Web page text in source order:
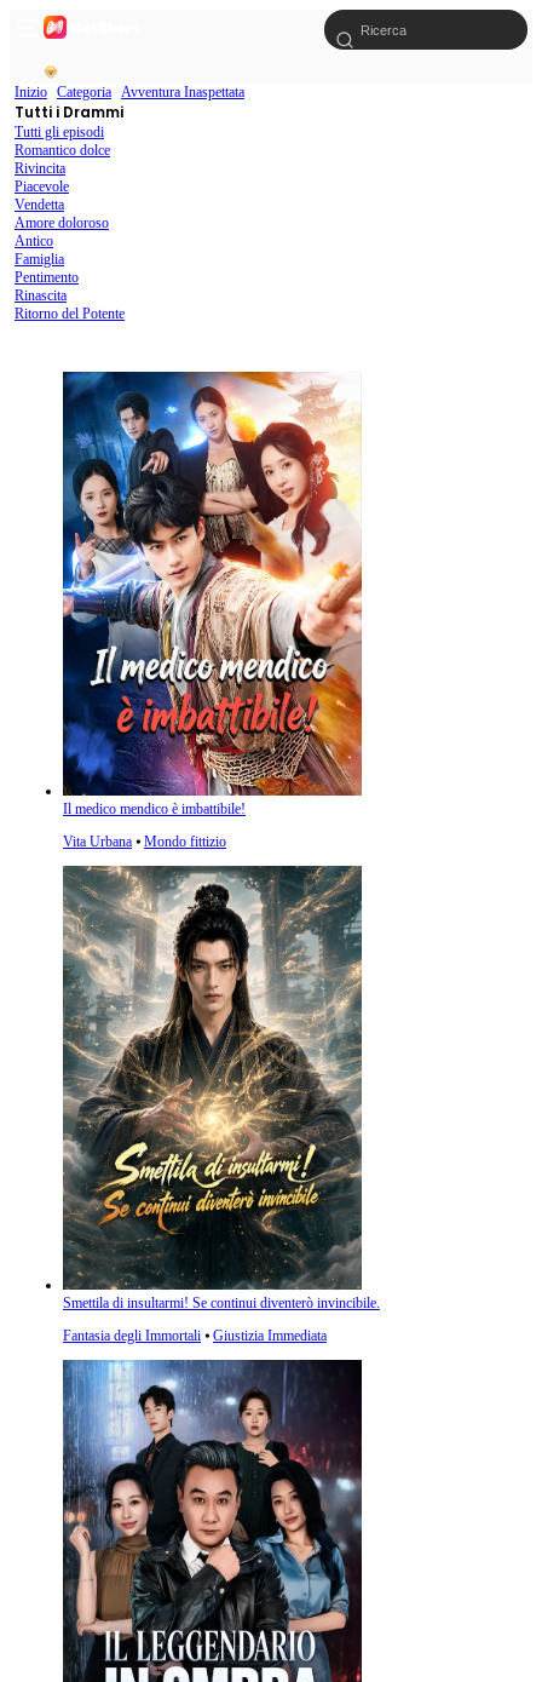
Inizio Categoria Avventura Inaspettata
Tutti i Drammi
Tutti gli episodi
Romantico dolce
Rivincita
Piacevole
Vendetta
Amore doloroso
Antico
Famiglia
Pentimento
Rinascita
Ritorno del Potente
Il medico mendico è imbattibile!
Vita Urbana ⦁ Mondo fittizio
Smettila di insultarmi! Se continui diventerò invincibile.
Fantasia degli Immortali ⦁ Giustizia Immediata